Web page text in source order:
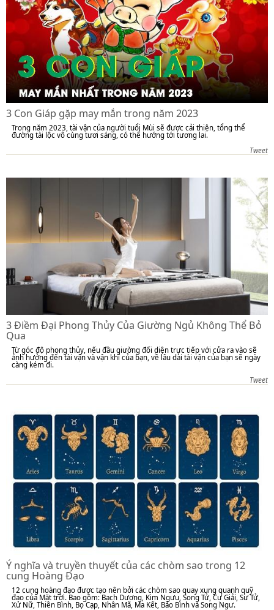
3 Con Giáp gặp may mắn trong năm 2023
Trong năm 2023, tài vận của người tuổi Mùi sẽ được cải thiện, tổng thể
đường tài lộc vô cùng tươi sáng, có thể hướng tới tương lai.
Tweet
3 Điềm Đại Phong Thủy Của Giường Ngủ Không Thể Bỏ
Qua
Từ góc độ phong thủy, nếu đầu giường đối diện trực tiếp với cửa ra vào sẽ
ảnh hưởng đến tài vận và vận khí của bạn, về lâu dài tài vận của bạn sẽ ngày
càng kém đi.
Tweet
Ý nghĩa và truyền thuyết của các chòm sao trong 12
cung Hoàng Đạo
12 cung hoàng đạo được tạo nên bởi các chòm sao quay xung quanh quỹ
đạo của Mặt trời. Bao gồm: Bạch Dương, Kim Ngưu, Song Tử, Cự Giải, Sư Tử,
Xử Nữ, Thiên Bình, Bọ Cạp, Nhân Mã, Ma Kết, Bảo Bình và Song Ngư.